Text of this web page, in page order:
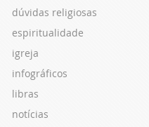
dúvidas religiosas
espiritualidade
igreja
infográficos
libras
notícias